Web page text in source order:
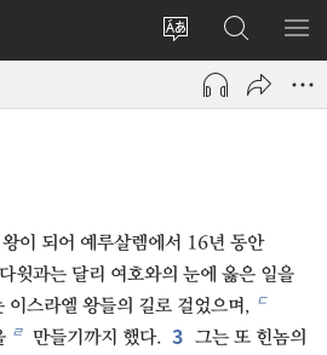
사이트
언어
변경
로그인
(새로운
열기)
JW.ORG
검색
메
이 되어 예루살렘에서 16년 동안
윗과는 달리 여호와의 눈에 옳은 일을
이스라엘 왕들의 길로 걸었으며, ㄷ
ㄹ 만들기까지 했다. 3 그는 또 힌놈의